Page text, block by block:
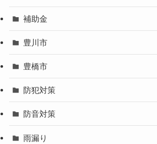
補助金
豊川市
豊橋市
防犯対策
防音対策
雨漏り